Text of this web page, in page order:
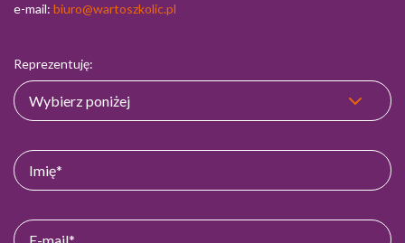
e-mail: biuro@wartoszkolic.pl
Reprezentuję: